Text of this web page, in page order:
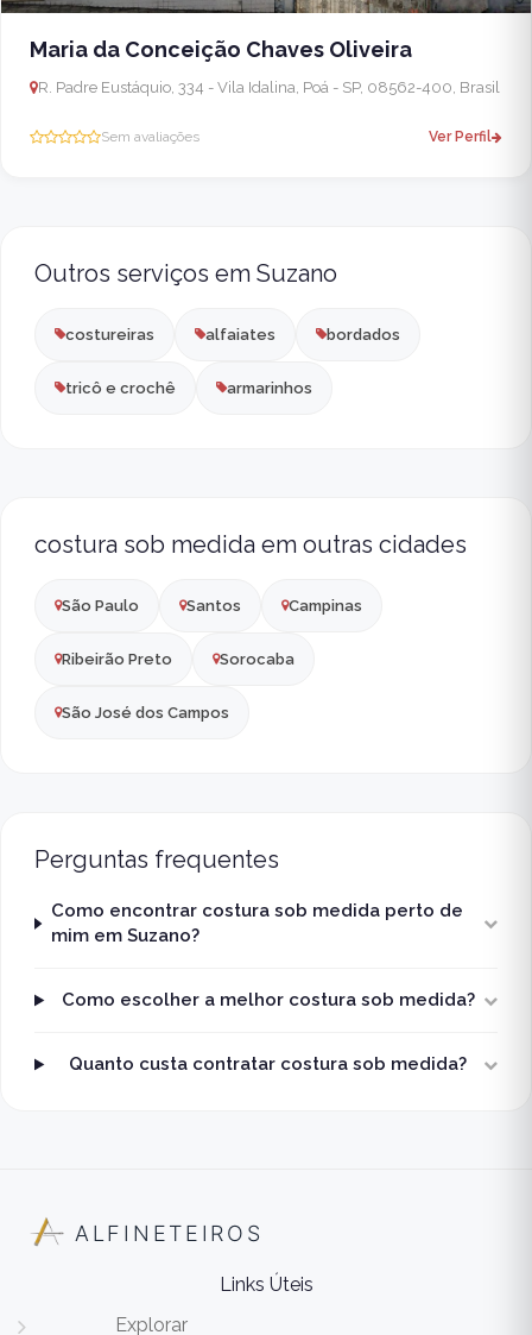
Maria da Conceição Chaves Oliveira
R. Padre Eustáquio, 334 - Vila Idalina, Poá - SP, 08562-400, Brasil
Sem avaliações Ver Perfil
Outros serviços em Suzano
costureiras alfaiates bordados
tricô e crochê armarinhos
costura sob medida em outras cidades
São Paulo Santos Campinas
Ribeirão Preto Sorocaba
São José dos Campos
Perguntas frequentes
Como encontrar costura sob medida perto de
mim em Suzano?
Como escolher a melhor costura sob medida?
Quanto custa contratar costura sob medida?
ALFINETEIROS
Links Úteis
Explorar